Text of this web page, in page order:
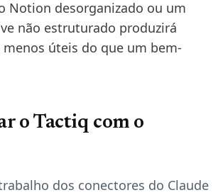
Notion desorganizado ou um
não estruturado produzirá
úteis do que um bem-
o Tactiq com o
dos conectores do Claude